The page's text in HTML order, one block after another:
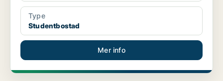
Type
Studentbostad
Mer info